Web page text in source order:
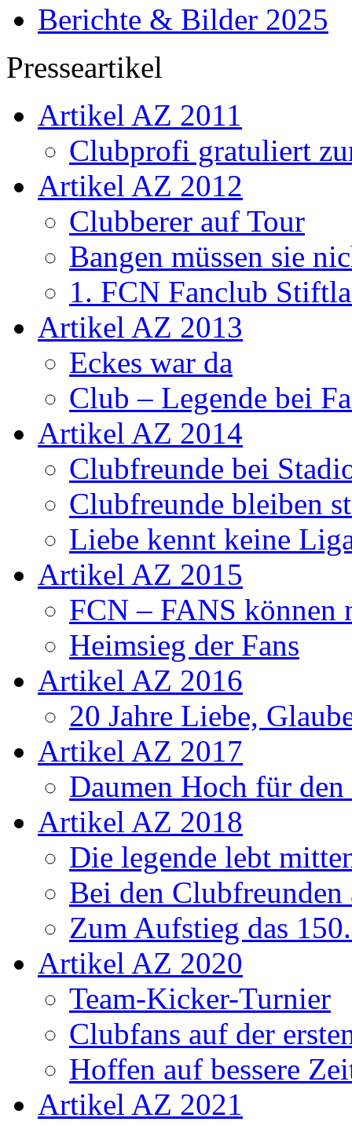
Berichte & Bilder 2025
Presseartikel
Artikel AZ 2011
Clubprofi gratuliert
Artikel AZ 2012
Clubberer auf Tour
Bangen müssen sie
1. FCN Fanclub
Artikel AZ 2013
Eckes war da
Club – Legende bei
Artikel AZ 2014
Clubfreunde bei
Clubfreunde bleiben
Liebe kennt keine
Artikel AZ 2015
FCN – FANS können
Heimsieg der Fans
Artikel AZ 2016
20 Jahre Liebe,
Artikel AZ 2017
Daumen Hoch für
Artikel AZ 2018
Die legende lebt
Bei den
Zum Aufstieg das
Artikel AZ 2020
Team-Kicker-Turnier
Clubfans auf der
Hoffen auf bessere
Artikel AZ 2021